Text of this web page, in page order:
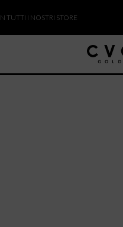
I NOSTRI STORE